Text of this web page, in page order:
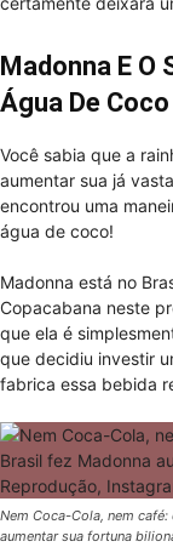
Madonna E O
Água De Coco
Você sabia que a
aumentar sua já
encontrou uma
água de coco!
Madonna está no
Copacabana neste
que ela é
que decidiu investir
fabrica essa bebida
Nem Coca-Cola, nem
aumentar sua fortuna